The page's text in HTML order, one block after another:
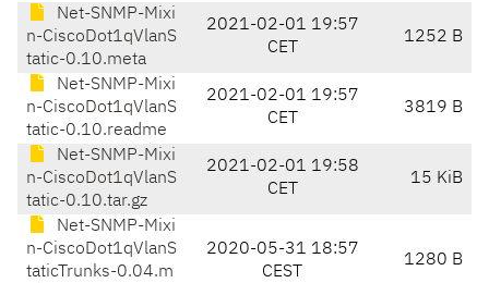
Net-SNMP-Mixi
n-CiscoDot1qVlanS
tatic-0.10.meta
2021-02-01 19:57
CET
1252 B
Net-SNMP-Mixi
n-CiscoDot1qVlanS
tatic-0.10.readme
2021-02-01 19:57
CET
3819 B
Net-SNMP-Mixi
n-CiscoDot1qVlanS
tatic-0.10.tar.gz
2021-02-01 19:58
CET
15 KiB
Net-SNMP-Mixi
n-CiscoDot1qVlanS
taticTrunks-0.04.m
2020-05-31 18:57
CEST
1280 B